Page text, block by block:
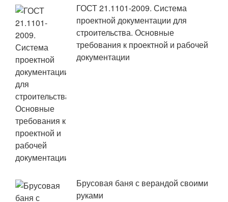
ГОСТ 21.1101-2009. Система
проектной документации для
строительства. Основные
требования к проектной и рабочей
документации
Брусовая баня с верандой своими
руками